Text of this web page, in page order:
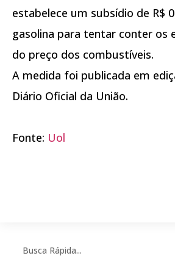
estabelece um subsídio de R$
gasolina para tentar conter os
do preço dos combustíveis.
A medida foi publicada em
Diário Oficial da União.
Fonte: Uol